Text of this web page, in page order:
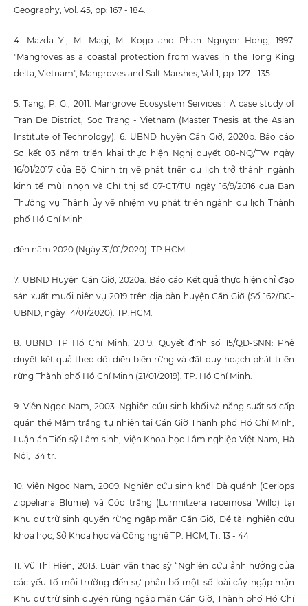
Geography, Vol. 45, pp: 167 - 184.
4. Mazda Y., M. Magi, M. Kogo and Phan Nguyen Hong, 1997.
"Mangroves as a coastal protection from waves in the Tong King
delta, Vietnam", Mangroves and Salt Marshes, Vol 1, pp. 127 - 135.
5. Tang, P. G., 2011. Mangrove Ecosystem Services : A case study of
Tran De District, Soc Trang - Vietnam (Master Thesis at the Asian
Institute of Technology). 6. UBND huyện Cần Giờ, 2020b. Báo cáo
Sơ kết 03 năm triển khai thực hiện Nghị quyết 08-NQ/TW ngày
16/01/2017 của Bộ Chính trị về phát triển du lịch trở thành ngành
kinh tế mũi nhọn và Chỉ thị số 07-CT/TU ngày 16/9/2016 của Ban
Thường vụ Thành ủy về nhiệm vụ phát triển ngành du lịch Thành
phố Hồ Chí Minh
đến năm 2020 (Ngày 31/01/2020). TP.HCM.
7. UBND Huyện Cần Giờ, 2020a. Báo cáo Kết quả thực hiện chỉ đạo
sản xuất muối niên vụ 2019 trên địa bàn huyện Cần Giờ (Số 162/BC-
UBND, ngày 14/01/2020). TP.HCM.
8. UBND TP Hồ Chí Minh, 2019. Quyết định số 15/QĐ-SNN: Phê
duyệt kết quả theo dõi diễn biến rừng và đất quy hoạch phát triển
rừng Thành phố Hồ Chí Minh (21/01/2019), TP. Hồ Chí Minh.
9. Viên Ngọc Nam, 2003. Nghiên cứu sinh khối và năng suất sơ cấp
quần thể Mắm trắng tự nhiên tại Cần Giờ Thành phố Hồ Chí Minh,
Luận án Tiến sỹ Lâm sinh, Viện Khoa học Lâm nghiệp Việt Nam, Hà
Nội, 134 tr.
10. Viên Ngọc Nam, 2009. Nghiên cứu sinh khối Dà quánh (Ceriops
zippeliana Blume) và Cóc trắng (Lumnitzera racemosa Willd) tại
Khu dự trữ sinh quyển rừng ngập mặn Cần Giờ, Đề tài nghiên cứu
khoa học, Sở Khoa học và Công nghệ TP. HCM, Tr. 13 - 44
11. Vũ Thị Hiền, 2013. Luận văn thạc sỹ “Nghiên cứu ảnh hưởng của
các yếu tố môi trường đến sự phân bố một số loài cây ngập mặn
Khu dự trữ sinh quyển rừng ngập mặn Cần Giờ, Thành phố Hồ Chí